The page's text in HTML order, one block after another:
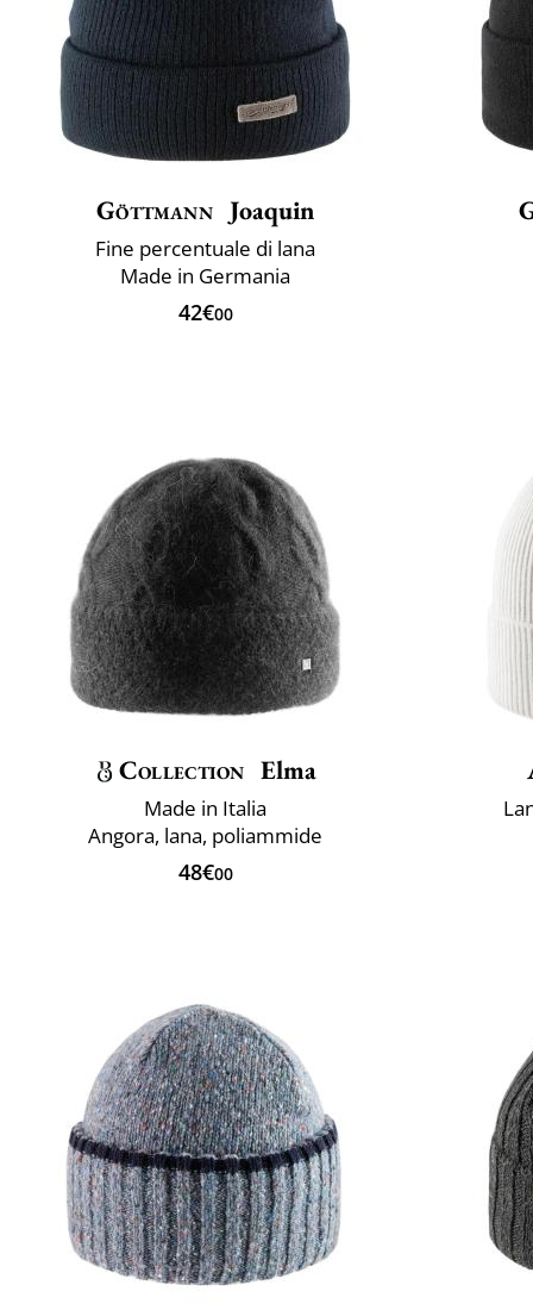
Göttmann Joaquin
Fine percentuale di lana
Made in Germania
42€00
Collection Elma
Made in Italia
Angora, lana, poliammide
48€00